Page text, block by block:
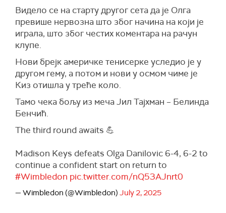
Видело се на старту другог сета да је Олга
превише нервозна што због начина на који је
играла, што због честих коментара на рачун
клупе.
Нови брејк америчке тенисерке уследио је у
другом гему, а потом и нови у осмом чиме је
Киз отишла у треће коло.
Тамо чека бољу из меча Јил Тајхман – Белинда
Бенчић.
The third round awaits 💪
Madison Keys defeats Olga Danilovic 6-4, 6-2 to
continue a confident start on return to
#Wimbledon pic.twitter.com/nQ53AJnrt0
— Wimbledon (@Wimbledon) July 2, 2025